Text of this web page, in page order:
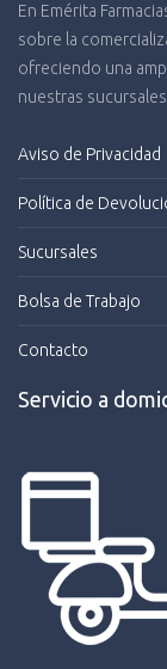
En Emérita
sobre la
ofreciendo una
nuestras
Aviso de Privacidad
Política de
Sucursales
Bolsa de Trabajo
Contacto
Servicio a